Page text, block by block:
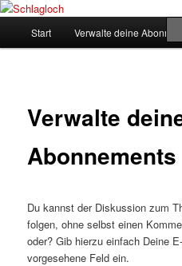
Zum supersberger taggedanken
Start Verwalte deine
Verwalte
Abonnements
Du kannst der Diskussion zum
folgen, ohne selbst einen
oder? Gib hierzu einfach Deine
vorgesehene Feld ein.